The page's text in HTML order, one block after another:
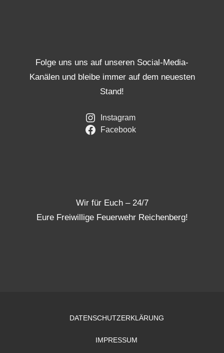
Folge uns uns auf unseren Social-Media-
Kanälen und bleibe immer auf dem neuesten
Stand!
Instagram
Facebook
Wir für Euch – 24/7
Eure Freiwillige Feuerwehr Reichenberg!
DATENSCHUTZERKLÄRUNG
IMPRESSUM